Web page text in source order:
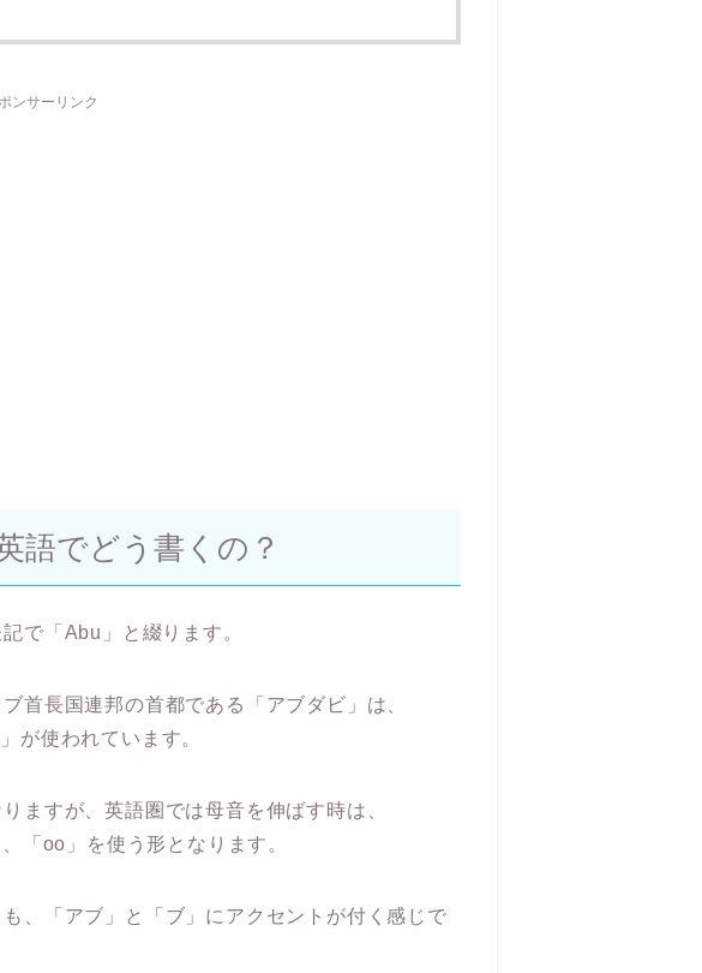
ンサーリンク
語でどう書くの？
で「Abu」と綴ります。
首長国連邦の首都である「アブダビ」は、
が使われています。
ますが、英語圏では母音を伸ばす時は、
「oo」を使う形となります。
、「アブ」と「ブ」にアクセントが付く感じで